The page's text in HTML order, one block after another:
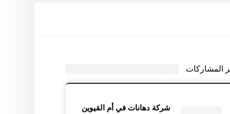
المشاركات
شركة دهانات في أم القيوين